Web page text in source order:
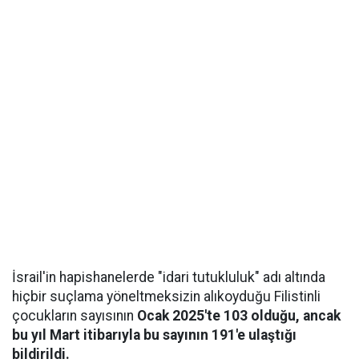
İsrail'in hapishanelerde "idari tutukluluk" adı altında
hiçbir suçlama yöneltmeksizin alıkoyduğu Filistinli
çocukların sayısının Ocak 2025'te 103 olduğu, ancak
bu yıl Mart itibarıyla bu sayının 191'e ulaştığı
bildirildi.